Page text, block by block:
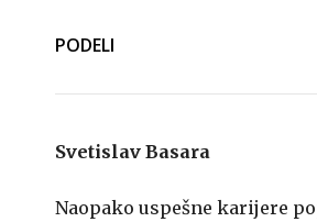
PODELI
Svetislav Basara
Naopako uspešne karijere